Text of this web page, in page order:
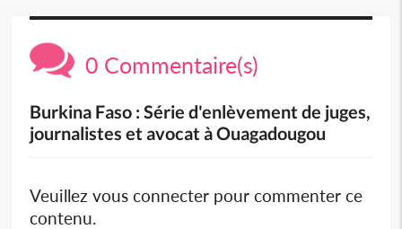
0 Commentaire(s)
Burkina Faso : Série d'enlèvement de juges,
journalistes et avocat à Ouagadougou
Veuillez vous connecter pour commenter ce
contenu.